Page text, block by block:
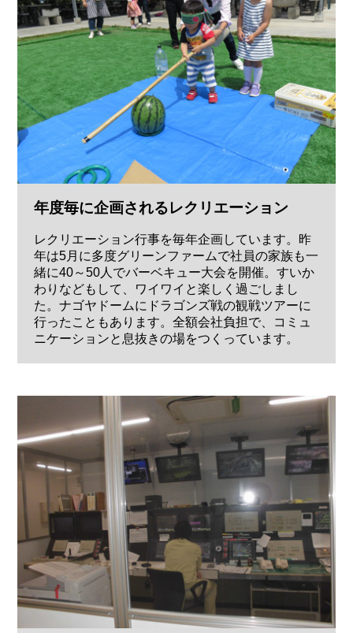
年度毎に企画されるレクリエーション
レクリエーション行事を毎年企画しています。昨
年は5月に多度グリーンファームで社員の家族も一
緒に40～50人でバーベキュー大会を開催。すいか
わりなどもして、ワイワイと楽しく過ごしまし
た。ナゴヤドームにドラゴンズ戦の観戦ツアーに
行ったこともあります。全額会社負担で、コミュ
ニケーションと息抜きの場をつくっています。